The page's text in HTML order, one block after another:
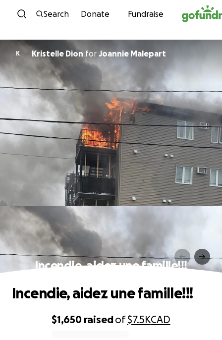
Skip to content
Search Donate Fundraise
K Kristelle Dion for Joannie Malepart
Incendie, aidez une famille!!!
$1,650 raisedof$7.5KCAD
Incendie, aidez une famille!!!